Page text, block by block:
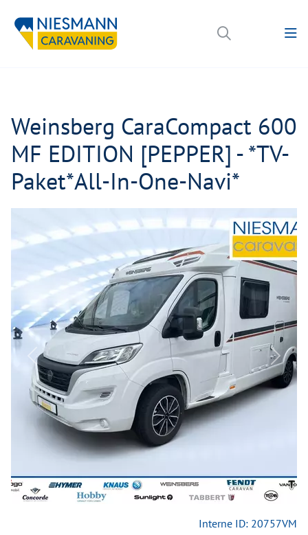
Weinsberg CaraCompact 600
MF EDITION [PEPPER] - *TV-
Paket*All-In-One-Navi*
Previous Next
Interne ID: 20757VM